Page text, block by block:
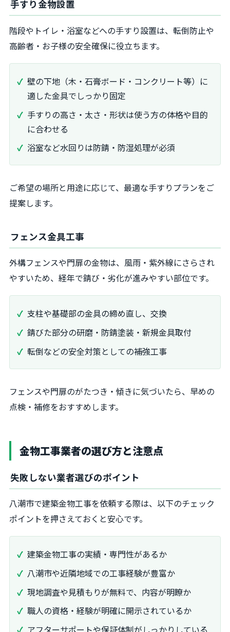
手すり金物設置
階段やトイレ・浴室などへの手すり設置は、転倒防止や
高齢者・お子様の安全確保に役立ちます。
壁の下地（木・石膏ボード・コンクリート等）に
適した金具でしっかり固定
手すりの高さ・太さ・形状は使う方の体格や目的
に合わせる
浴室など水回りは防錆・防湿処理が必須
ご希望の場所と用途に応じて、最適な手すりプランをご
提案します。
フェンス金具工事
外構フェンスや門扉の金物は、風雨・紫外線にさらされ
やすいため、経年で錆び・劣化が進みやすい部位です。
支柱や基礎部の金具の締め直し、交換
錆びた部分の研磨・防錆塗装・新規金具取付
転倒などの安全対策としての補強工事
フェンスや門扉のがたつき・傾きに気づいたら、早めの
点検・補修をおすすめします。
金物工事業者の選び方と注意点
失敗しない業者選びのポイント
八潮市で建築金物工事を依頼する際は、以下のチェック
ポイントを押さえておくと安心です。
建築金物工事の実績・専門性があるか
八潮市や近隣地域での工事経験が豊富か
現地調査や見積もりが無料で、内容が明瞭か
職人の資格・経験が明確に開示されているか